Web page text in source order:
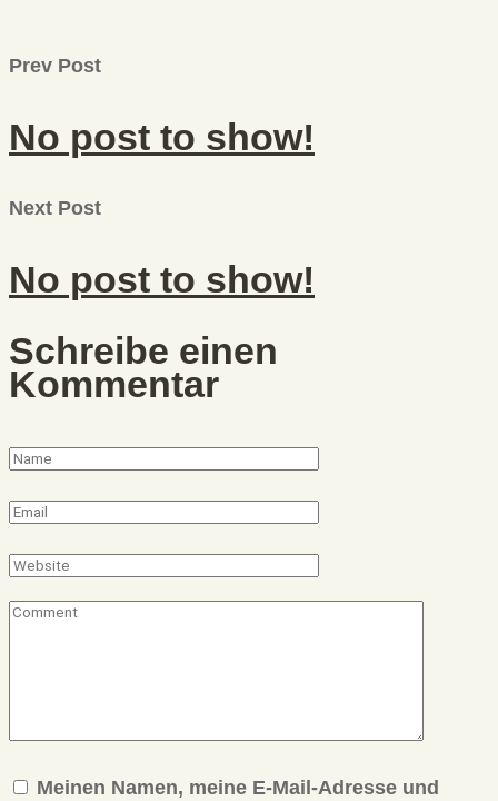
Prev Post
No post to show!
Next Post
No post to show!
Schreibe einen
Kommentar
Meinen Namen, meine E-Mail-Adresse und